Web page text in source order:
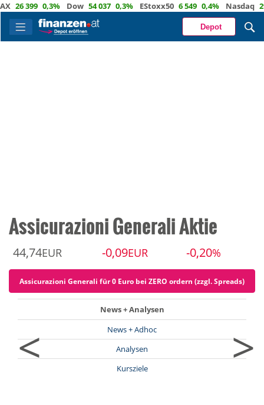
26 399 0,3% Dow 54 037 0,3% EStoxx50 6 549 0,4% Nasdaq 29
Depot
Assicurazioni Generali Aktie
44,74EUR -0,09EUR -0,20%
Assicurazioni Generali für 0 Euro bei ZERO ordern (zzgl. Spreads)
<
News + Analysen
News + Adhoc
Analysen
Kursziele
>